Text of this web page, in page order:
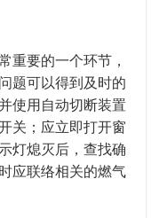
重要的一个环节，
题可以得到及时的
使用自动切断装置
关；应立即打开窗
灯熄灭后，查找确
应联络相关的燃气